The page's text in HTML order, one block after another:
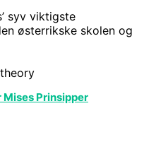
syv viktigste
østerrikske skolen og
Prinsipper